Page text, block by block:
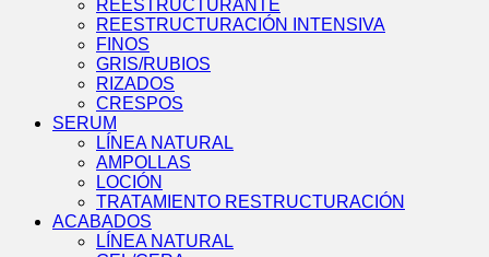
REESTRUCTURANTE
REESTRUCTURACIÓN INTENSIVA
FINOS
GRIS/RUBIOS
RIZADOS
CRESPOS
SERUM
LÍNEA NATURAL
AMPOLLAS
LOCIÓN
TRATAMIENTO RESTRUCTURACIÓN
ACABADOS
LÍNEA NATURAL